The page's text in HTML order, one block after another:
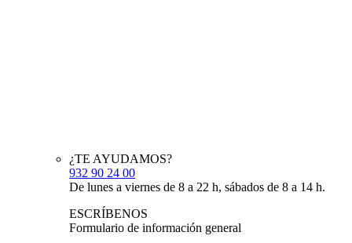
¿TE AYUDAMOS?
932 90 24 00
De lunes a viernes de 8 a 22 h, sábados de 8 a 14 h.
ESCRÍBENOS
Formulario de información general